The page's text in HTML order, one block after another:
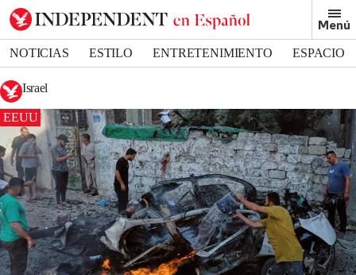
Menú
NOTICIAS ESTILO ENTRETENIMIENTO
ESPACIO
DEPORTES
Israel
EEUU